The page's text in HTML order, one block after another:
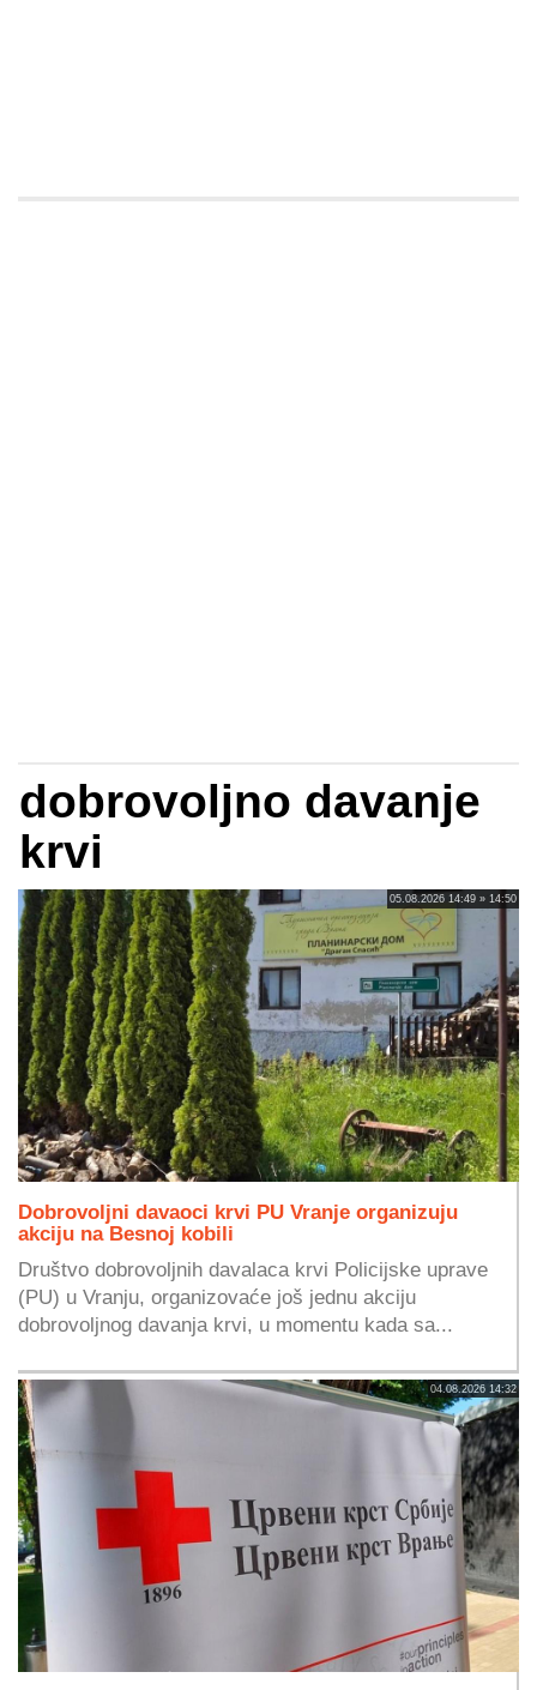
dobrovoljno davanje
krvi
05.08.2026 14:49 » 14:50
Dobrovoljni davaoci krvi PU Vranje organizuju
akciju na Besnoj kobili
Društvo dobrovoljnih davalaca krvi Policijske uprave
(PU) u Vranju, organizovaće još jednu akciju
dobrovoljnog davanja krvi, u momentu kada sa...
04.08.2026 14:32